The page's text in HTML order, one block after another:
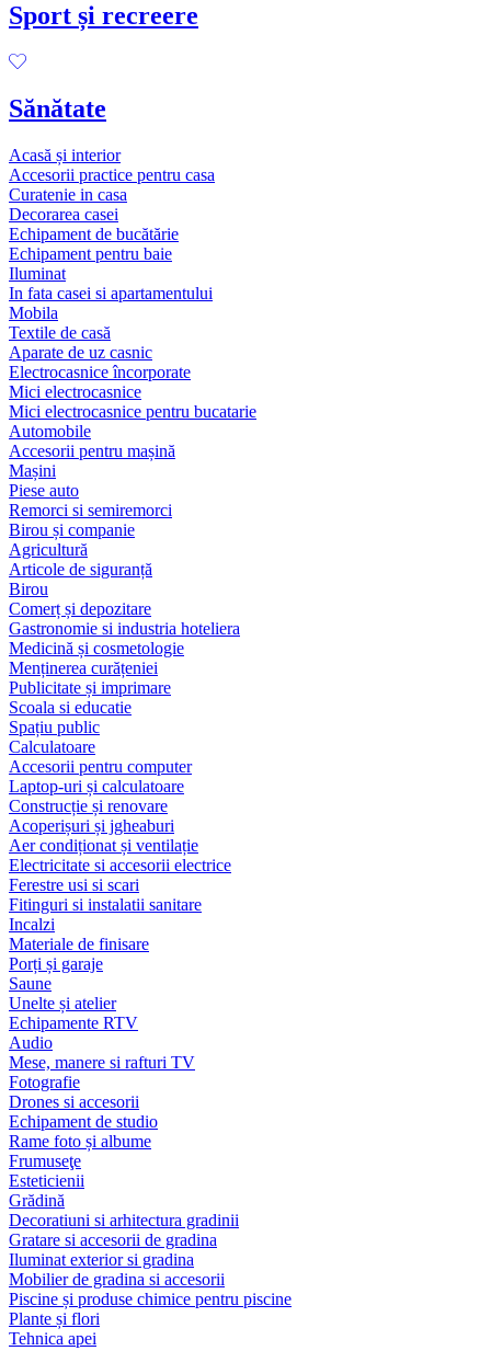
Sport și recreere
Sănătate
Acasă și interior
Accesorii practice pentru casa
Curatenie in casa
Decorarea casei
Echipament de bucătărie
Echipament pentru baie
Iluminat
In fata casei si apartamentului
Mobila
Textile de casă
Aparate de uz casnic
Electrocasnice încorporate
Mici electrocasnice
Mici electrocasnice pentru bucatarie
Automobile
Accesorii pentru mașină
Mașini
Piese auto
Remorci si semiremorci
Birou și companie
Agricultură
Articole de siguranță
Birou
Comerț și depozitare
Gastronomie si industria hoteliera
Medicină și cosmetologie
Menținerea curățeniei
Publicitate și imprimare
Scoala si educatie
Spațiu public
Calculatoare
Accesorii pentru computer
Laptop-uri și calculatoare
Construcție și renovare
Acoperișuri și jgheaburi
Aer condiționat și ventilație
Electricitate si accesorii electrice
Ferestre usi si scari
Fitinguri si instalatii sanitare
Incalzi
Materiale de finisare
Porți și garaje
Saune
Unelte și atelier
Echipamente RTV
Audio
Mese, manere si rafturi TV
Fotografie
Drones si accesorii
Echipament de studio
Rame foto și albume
Frumuseţe
Esteticienii
Grădină
Decoratiuni si arhitectura gradinii
Gratare si accesorii de gradina
Iluminat exterior si gradina
Mobilier de gradina si accesorii
Piscine și produse chimice pentru piscine
Plante și flori
Tehnica apei